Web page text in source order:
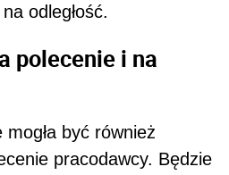
odległość.
polecenie i na
być również
pracodawcy. Będzie